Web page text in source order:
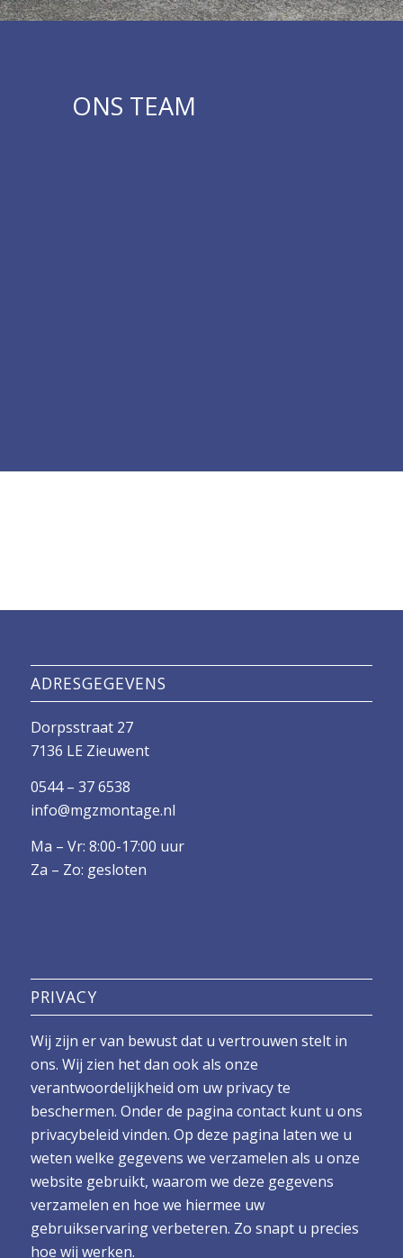
ONS TEAM
ADRESGEGEVENS
Dorpsstraat 27
7136 LE Zieuwent
0544 – 37 6538
info@mgzmontage.nl
Ma – Vr: 8:00-17:00 uur
Za – Zo: gesloten
PRIVACY
Wij zijn er van bewust dat u vertrouwen stelt in
ons. Wij zien het dan ook als onze
verantwoordelijkheid om uw privacy te
beschermen. Onder de pagina contact kunt u ons
privacybeleid vinden. Op deze pagina laten we u
weten welke gegevens we verzamelen als u onze
website gebruikt, waarom we deze gegevens
verzamelen en hoe we hiermee uw
gebruikservaring verbeteren. Zo snapt u precies
hoe wij werken.